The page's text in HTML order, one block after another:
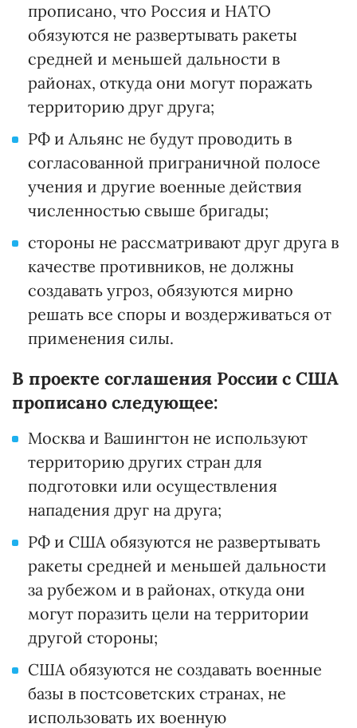
прописано, что Россия и НАТО
обязуются не развертывать ракеты
средней и меньшей дальности в
районах, откуда они могут поражать
территорию друг друга;
РФ и Альянс не будут проводить в
согласованной приграничной полосе
учения и другие военные действия
численностью свыше бригады;
стороны не рассматривают друг друга в
качестве противников, не должны
создавать угроз, обязуются мирно
решать все споры и воздерживаться от
применения силы.
В проекте соглашения России с США
прописано следующее:
Москва и Вашингтон не используют
территорию других стран для
подготовки или осуществления
нападения друг на друга;
РФ и США обязуются не развертывать
ракеты средней и меньшей дальности
за рубежом и в районах, откуда они
могут поразить цели на территории
другой стороны;
США обязуются не создавать военные
базы в постсоветских странах, не
использовать их военную